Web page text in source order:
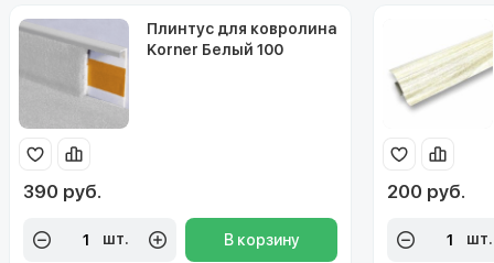
Плинтус для ковролина
Korner Белый 100
390 руб.
шт. В корзину
200 руб.
шт.